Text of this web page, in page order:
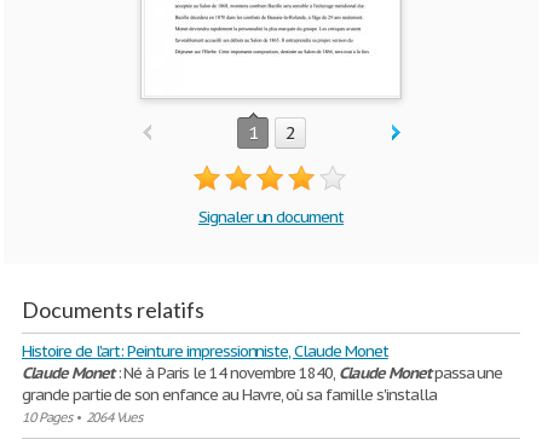
1 2
Signaler un document
Documents relatifs
Histoire de l'art: Peinture impressionniste, Claude Monet
Claude Monet: Né à Paris le 14 novembre 1840, Claude Monetpassa une
grande partie de son enfance au Havre, où sa famille s'installa
10 Pages• 2064 Vues